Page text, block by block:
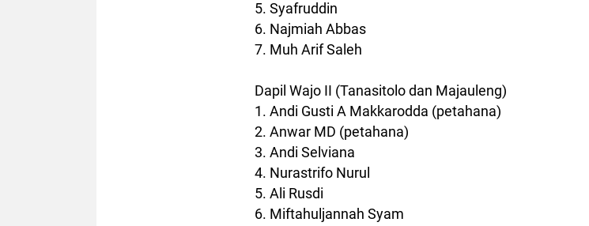
5. Syafruddin
6. Najmiah Abbas
7. Muh Arif Saleh
Dapil Wajo II (Tanasitolo dan Majauleng)
1. Andi Gusti A Makkarodda (petahana)
2. Anwar MD (petahana)
3. Andi Selviana
4. Nurastrifo Nurul
5. Ali Rusdi
6. Miftahuljannah Syam